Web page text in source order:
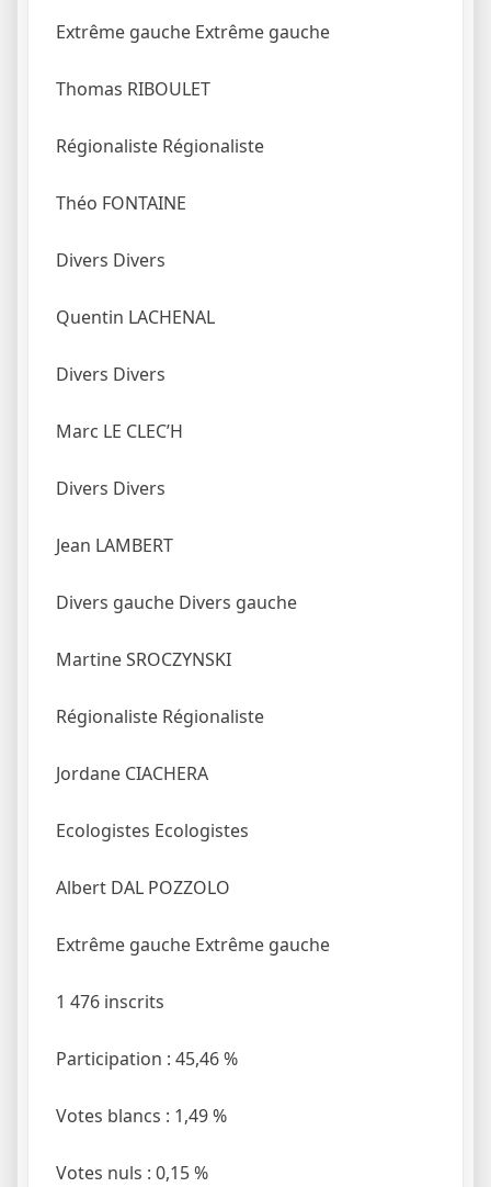
Extrême gauche Extrême gauche
Thomas RIBOULET
Régionaliste Régionaliste
Théo FONTAINE
Divers Divers
Quentin LACHENAL
Divers Divers
Marc LE CLEC’H
Divers Divers
Jean LAMBERT
Divers gauche Divers gauche
Martine SROCZYNSKI
Régionaliste Régionaliste
Jordane CIACHERA
Ecologistes Ecologistes
Albert DAL POZZOLO
Extrême gauche Extrême gauche
1 476 inscrits
Participation : 45,46 %
Votes blancs : 1,49 %
Votes nuls : 0,15 %